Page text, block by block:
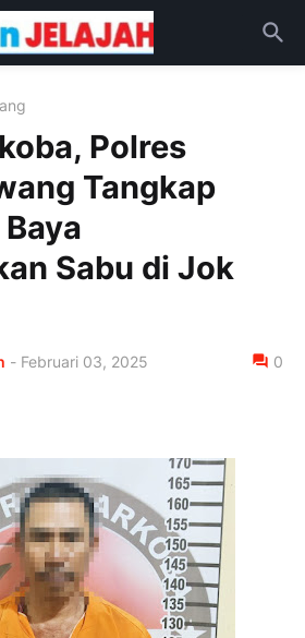
Polres
Tangkap
Sabu di Jok
- Februari 03, 2025 0